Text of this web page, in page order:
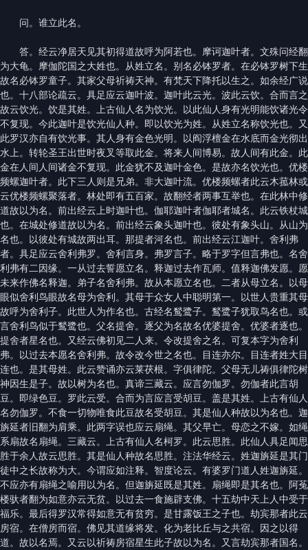
问。谁立此名。
答。经云净居天见其初得道故呼为阿若也。摩诃迦叶者。文殊问经翻
为大龟。摩伽陀国之大姓也。从姓立名。别名必钵罗者。在必钵罗树下生
故名必钵罗童子。其家父母祈祷天神。有梵天下降托以生之。如余经广说
也。十八部论疏云。具足应云迦叶波。迦叶此云光。波此云饮。合而言之
故云饮光。饮是其姓。上古仙人名为饮光。以此仙人身有光明能饮诸光令
不复现。今此迦叶是饮光仙人种。即以饮光为姓。从姓立名称饮光也。又
此罗汉亦自有饮光事。其人身有金色光明。以阎浮檀金在水底而金光彻出
水上。转轮圣王出世时夜叉等取此金。将来人间博易。故人间有此金。此
金在人间人间诸金不复现。此金犹不及迦叶金色。是故亦名饮光也。优楼
频螺迦叶者。此下三人则是兄弟。非大迦叶流。优楼频螺者此云木菰林或
云优楼频螺聚落者。林处即有五百家。故翻经者两事互举也。在此林中修
道故以为名。前出经云上时迦叶也。伽耶迦叶者伽耶者城名。此云铁杖城
也。在城处修道故以为名。前出经云象头迦叶也。彼处有象头山。从山为
名也。以彼处有城故两出耳。那提者河名也。前出经云江迦叶。舍利弗
者。具足应云舍利弗罗。舍利言身。弗罗言子。略于罗字但言弗也。名舍
利弗有二因缘。一从过去誓愿立名。释迦过去作瓦师。值释迦佛发愿。愿
未来作佛名释迦。弟子名舍利弗。故从本愿立名也。二者从母立名。以母
眼似舍利鸟眼故名母为舍利。其母于众女人中聪明第一。以世人贵重其母
故呼为舍利子。此世人为作名也。古经名鹙鹭子。鹙鹭子犹取鸟名也。或
言舍利鸟似于鹙鹭也。父名提舍。逐父为名故名优婆提舍。优婆者逐也。
提舍者星名也。又经云佛初见二人来。令改提舍之名。可复本字为舍利
弗。以过去本愿名舍利弗。故令改今世之名也。目连亦尔。目连者姓大目
连也。是其母姓。此云赞诵亦云莱茯根。字俱律陀。父母无儿祷俱律陀树
神因生是子。故以树为名也。真谛三藏云。应言勿伽罗。勿伽者此言胡
豆。即绿色豆。罗此云受。合而为言应言受胡豆。盖是其姓。上古有仙人
名勿伽罗。不食一切物唯食此豆故名受胡豆。其是仙人种故以为名也。迦
旃延者旧翻为肩乘。此两字误也应云扇绳。其父早亡。母恋之不嫁。如绳
系扇故名扇绳。三藏云。上古有仙人名柯罗。此云思胜。此仙人具足闻思
胜于余人故云思胜。其是仙人种故名思胜。注法华经云。姓迦旃延是其门
徒中之长故称为大。今谓应如注释。智度论云。有婆罗门道人姓迦旃延。
不应亦有扇绳之喻用以为名。但迦旃延既是其姓。扇绳即是其名也。阿菟
楼驮者翻为如意亦云无贫。以过去一食施辟支佛。十五劫中天上人中受于
福乐。最后得罗汉常得如意无有贫穷。是甘露饭王之子也。劫宾那者此云
房宿。在僧房而宿。佛见其道缘将发。化为老比丘与之共宿。因之以得
道。故以名焉。又云以祈祷房宿星生此子故以为名。又言劫宾那者国名。